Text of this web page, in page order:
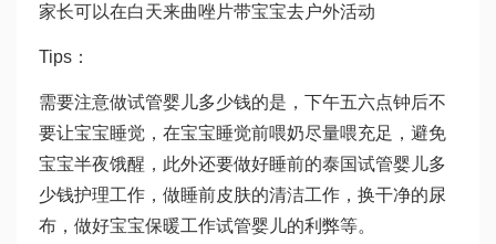
家长可以在白天来曲唑片带宝宝去户外活动
Tips：
需要注意做试管婴儿多少钱的是，下午五六点钟后不
要让宝宝睡觉，在宝宝睡觉前喂奶尽量喂充足，避免
宝宝半夜饿醒，此外还要做好睡前的泰国试管婴儿多
少钱护理工作，做睡前皮肤的清洁工作，换干净的尿
布，做好宝宝保暖工作试管婴儿的利弊等。